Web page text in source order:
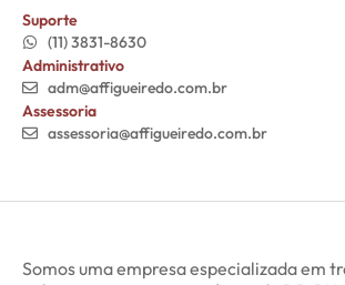
Suporte
(11) 3831-8630
Administrativo
adm@affigueiredo.com.br
Assessoria
assessoria@affigueiredo.com.br
Somos uma empresa especializada em